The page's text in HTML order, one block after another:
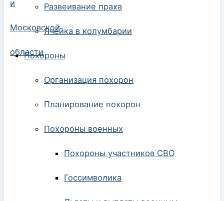
Развеивание праха
Ячейка в колумбарии
Похороны
Организация похорон
Планирование похорон
Похороны военных
Похороны участников СВО
Госсимволика